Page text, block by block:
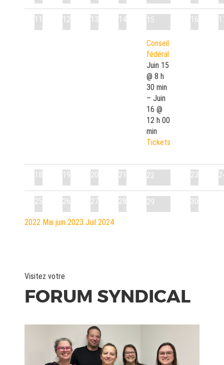
11 12 13 14 15
Conseil
fédéral
Juin 15
@ 8 h
30 min
– Juin
16 @
12 h 00
min
Tickets
16
18 19 20 21 22 23
25 26 27 28 29 30
2022 Mai juin 2023 Juil 2024
Visitez votre
FORUM SYNDICAL